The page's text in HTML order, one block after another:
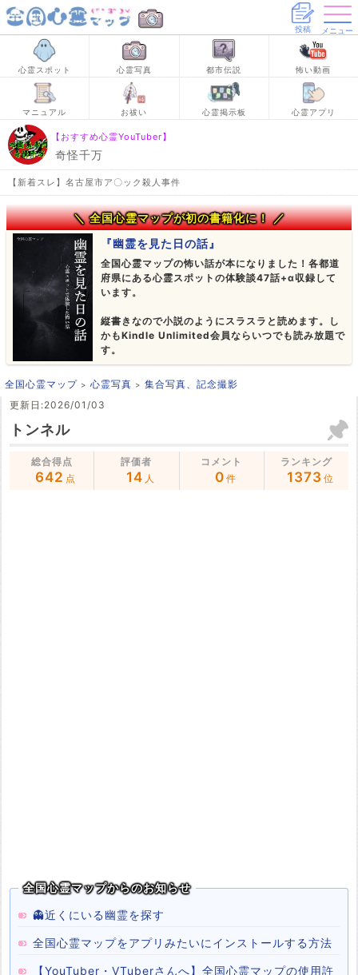
投稿 メニュー
心霊スポット 心霊写真 都市伝説 怖い動画
マニュアル お祓い 心霊掲示板 心霊アプリ
【おすすめ心霊YouTuber】
奇怪千万
【新着スレ】名古屋市ア〇ック殺人事件
＼ 全国心霊マップが初の書籍化に！ ／
『幽霊を見た日の話』
全国心霊マップの怖い話が本になりました！各都道
府県にある心霊スポットの体験談47話+α収録して
います。
縦書きなので小説のようにスラスラと読めます。し
かもKindle Unlimited会員ならいつでも読み放題で
す。
全国心霊マップ 心霊写真
集合写真、記念撮影
更新日:2026/01/03
トンネル
総合得点
642 点
評価者
14 人
コメント
0 件
ランキング
1373 位
全国心霊マップからのお知らせ
👻近くにいる幽霊を探す
全国心霊マップをアプリみたいにインストールする方法
【YouTuber・VTuberさんへ】全国心霊マップの使用許